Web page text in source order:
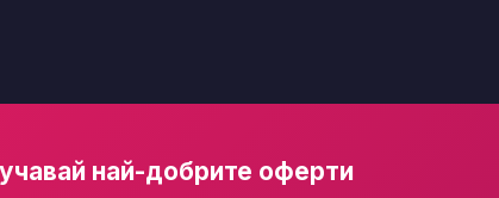
най-добрите оферти